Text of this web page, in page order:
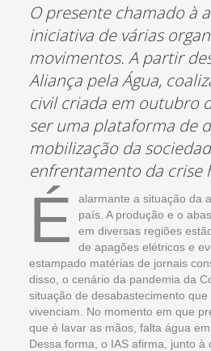
O presente chamado à
iniciativa de várias
movimentos. A partir
Aliança pela Água,
civil criada em outubro
ser uma plataforma de
mobilização da
enfrentamento da crise
É
alarmante a situação da
país. A produção e o
em diversas regiões
de apagões elétricos e
estampado matérias de jornais
disso, o cenário da pandemia da
situação de desabastecimento
vivenciam. No momento em que
que é lavar as mãos, falta água
Dessa forma, o IAS afirma, junto à